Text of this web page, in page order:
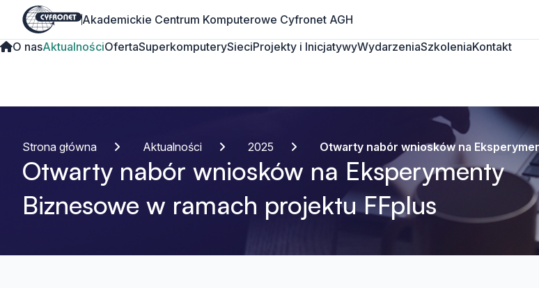
Akademickie Centrum Komputerowe Cyfronet AGH
O nasAktualnościOfertaSuperkomputerySieciProjekty i InicjatywyWydarzeniaSzkoleniaKontakt
Strona główna Aktualności 2025 Otwarty nabór wniosków na
Otwarty nabór wniosków na Eksperymenty
Biznesowe w ramach projektu FFplus